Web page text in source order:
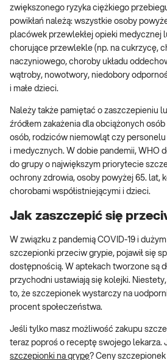
zwiększonego ryzyka ciężkiego
powikłań należą: wszystkie osoby
placówek przewlekłej opieki medycznej
chorujące przewlekle (np. na cukrzycę,
naczyniowego, choroby układu
wątroby, nowotwory, niedobory
i małe dzieci.
Należy także pamiętać o zaszczepieniu
źródłem zakażenia dla obciążonych
osób, rodziców niemowląt czy
i medycznych. W dobie pandemii, WHO
do grupy o największym priorytecie
ochrony zdrowia, osoby powyżej 65. lat,
chorobami współistniejącymi i dzieci.
Jak zaszczepić się
W związku z pandemią COVID-19 i
szczepionki przeciw grypie, pojawił się
dostępnością. W aptekach tworzone są
przychodni ustawiają się kolejki.
to, że szczepionek wystarczy na
procent społeczeństwa.
Jeśli tylko masz możliwość zakupu
teraz poproś o receptę swojego lekarza.
szczepionki na grypę? Ceny